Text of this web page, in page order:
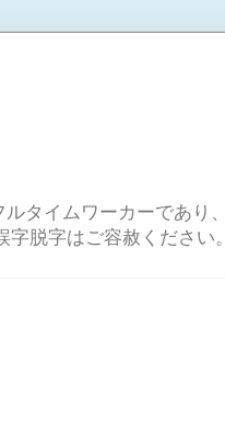
タイムワーカーであり、
脱字はご容赦ください。